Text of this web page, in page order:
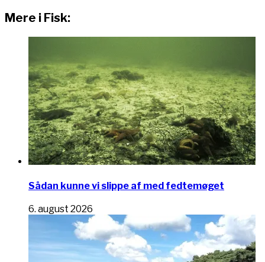
Mere i Fisk:
Sådan kunne vi slippe af med fedtemøget
6. august 2026